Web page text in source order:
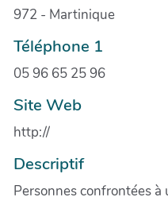
972 - Martinique
Téléphone 1
05 96 65 25 96
Site Web
http://
Descriptif
Personnes confrontées